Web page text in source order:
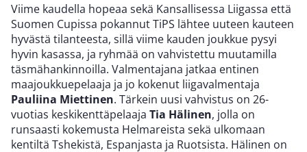
Viime kaudella hopeaa sekä Kansallisessa Liigassa että
Suomen Cupissa pokannut TiPS lähtee uuteen kauteen
hyvästä tilanteesta, sillä viime kauden joukkue pysyi
hyvin kasassa, ja ryhmää on vahvistettu muutamilla
täsmähankinnoilla. Valmentajana jatkaa entinen
maajoukkuepelaaja ja jo kokenut liigavalmentaja
Pauliina Miettinen. Tärkein uusi vahvistus on 26-
vuotias keskikenttäpelaaja Tia Hälinen, jolla on
runsaasti kokemusta Helmareista sekä ulkomaan
kentiltä Tshekistä, Espanjasta ja Ruotsista. Hälinen on